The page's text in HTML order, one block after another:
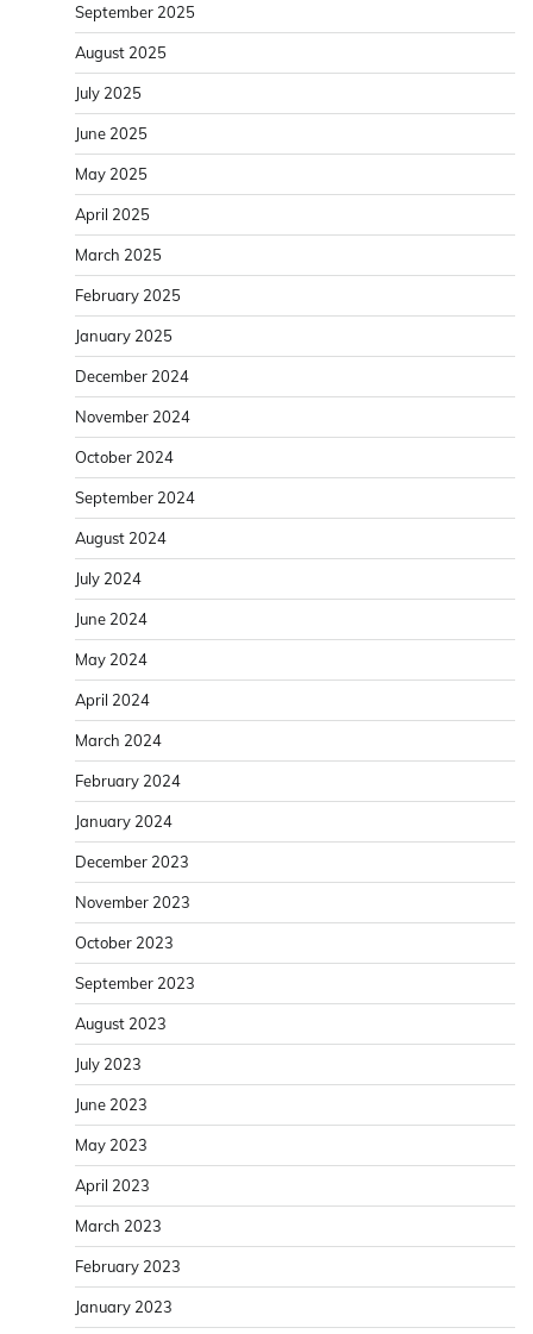
September 2025
August 2025
July 2025
June 2025
May 2025
April 2025
March 2025
February 2025
January 2025
December 2024
November 2024
October 2024
September 2024
August 2024
July 2024
June 2024
May 2024
April 2024
March 2024
February 2024
January 2024
December 2023
November 2023
October 2023
September 2023
August 2023
July 2023
June 2023
May 2023
April 2023
March 2023
February 2023
January 2023